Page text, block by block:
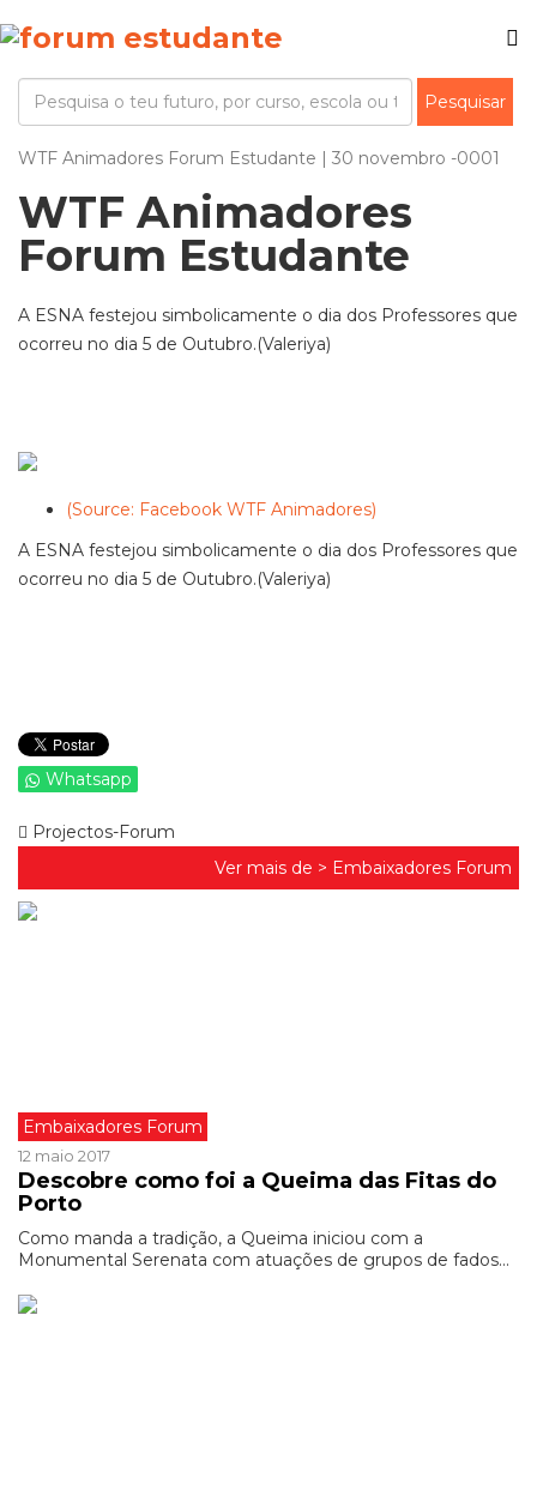
WTF Animadores Forum Estudante | 30 novembro -0001
WTF Animadores
Forum Estudante
A ESNA festejou simbolicamente o dia dos Professores que
ocorreu no dia 5 de Outubro.(Valeriya)
(Source: Facebook WTF Animadores)
A ESNA festejou simbolicamente o dia dos Professores que
ocorreu no dia 5 de Outubro.(Valeriya)
Whatsapp
Projectos-Forum
Ver mais de > Embaixadores Forum
Embaixadores Forum
12 maio 2017
Descobre como foi a Queima das Fitas do
Porto
Como manda a tradição, a Queima iniciou com a
Monumental Serenata com atuações de grupos de fados...